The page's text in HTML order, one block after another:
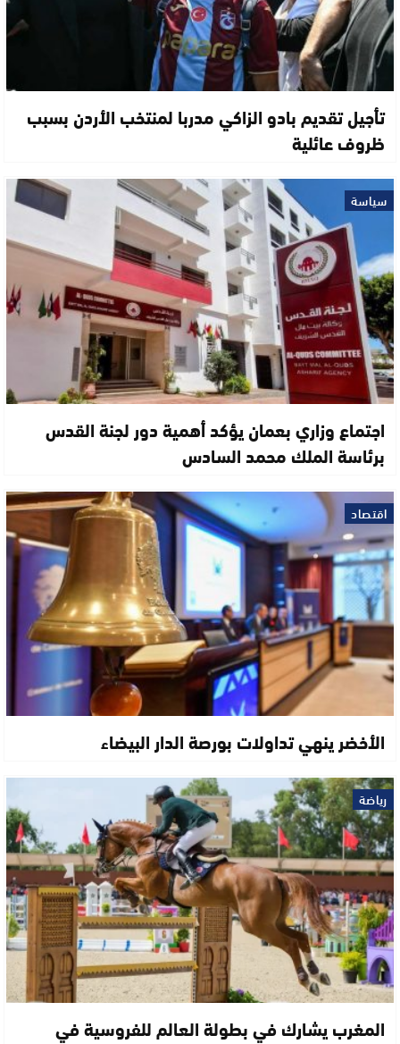
تأجيل تقديم بادو الزاكي مدربا لمنتخب الأردن بسبب
ظروف عائلية
سياسة
اجتماع وزاري بعمان يؤكد أهمية دور لجنة القدس
برئاسة الملك محمد السادس
اقتصاد
الأخضر ينهي تداولات بورصة الدار البيضاء
رياضة
المغرب يشارك في بطولة العالم للفروسية في